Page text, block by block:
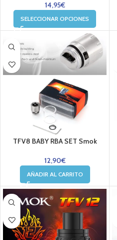
14,95€
SELECCIONAR OPCIONES
TFV8 BABY RBA SET Smok
12,90€
AÑADIR AL CARRITO